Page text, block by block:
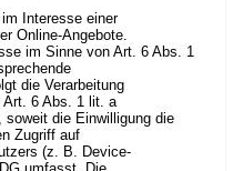
Interesse einer
Online-Angebote.
im Sinne von Art. 6 Abs. 1
die Verarbeitung
Art. 6 Abs. 1 lit. a
soweit die Einwilligung die
Zugriff auf
(z. B. Device-